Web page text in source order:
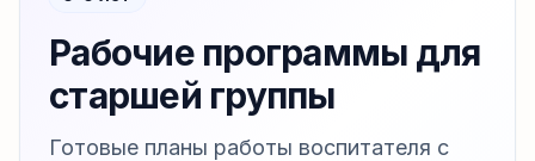
Рабочие программы для
старшей группы
Готовые планы работы воспитателя с